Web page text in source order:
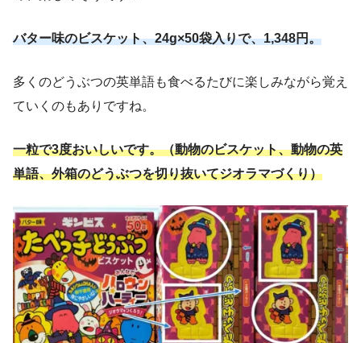
バター味のビスケット、24g×50袋入りで、1,348円。
多くのどうぶつの英単語も食べるたびに楽しみながら覚え
ていくのもありですね。
一粒で3度おいしいです。（動物のビスケット、動物の英
単語、外箱のどうぶつを切り抜いてジオラマづくり）